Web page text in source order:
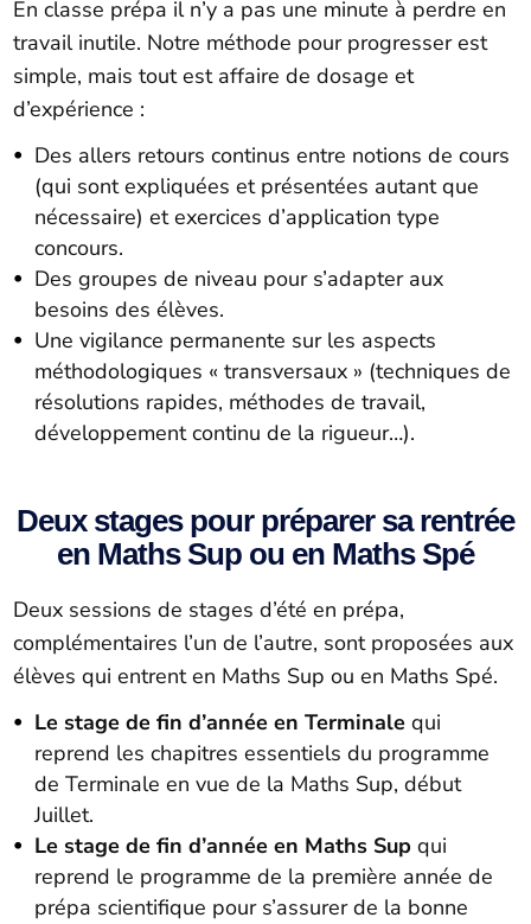
En classe prépa il n’y a pas une minute à perdre en
travail inutile. Notre méthode pour progresser est
simple, mais tout est affaire de dosage et
d’expérience :
Des allers retours continus entre notions de cours
(qui sont expliquées et présentées autant que
nécessaire) et exercices d’application type
concours.
Des groupes de niveau pour s’adapter aux
besoins des élèves.
Une vigilance permanente sur les aspects
méthodologiques « transversaux » (techniques de
résolutions rapides, méthodes de travail,
développement continu de la rigueur…).
Deux stages pour préparer sa rentrée
en Maths Sup ou en Maths Spé
Deux sessions de stages d’été en prépa,
complémentaires l’un de l’autre, sont proposées aux
élèves qui entrent en Maths Sup ou en Maths Spé.
Le stage de fin d’année en Terminale qui
reprend les chapitres essentiels du programme
de Terminale en vue de la Maths Sup, début
Juillet.
Le stage de fin d’année en Maths Sup qui
reprend le programme de la première année de
prépa scientifique pour s’assurer de la bonne